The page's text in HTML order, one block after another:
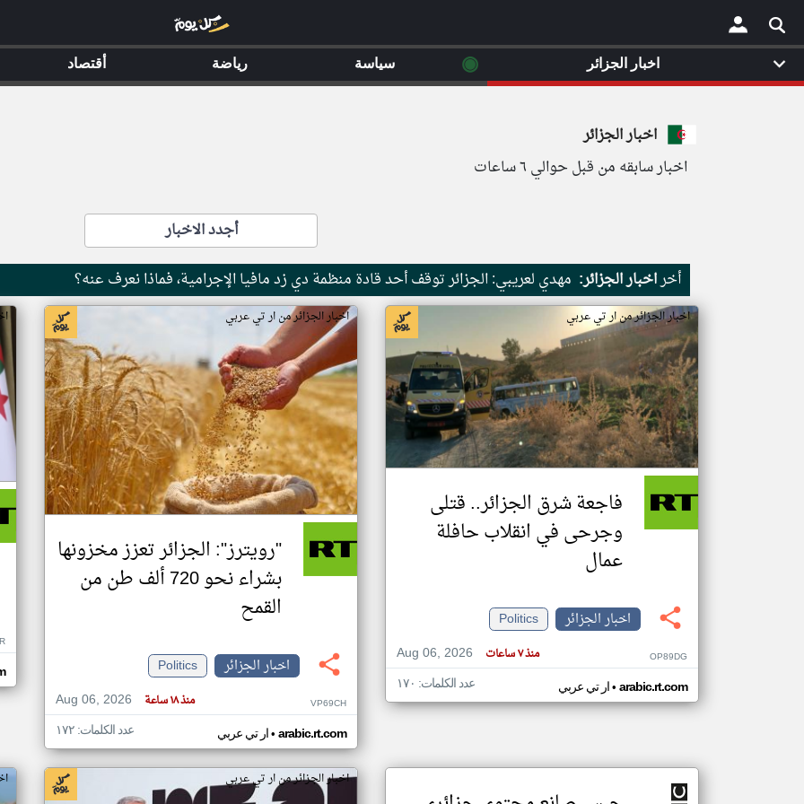
×
اخبار الجزائر
اخبار سابقه من قبل حوالي ٦ ساعات
أجدد الاخبار
أخراخبار الجزائر: مهدي لعريبي: الجزائر توقف أحد قادة منظمة دي زد مافيا الإجرامية، فماذا نعرف عنه؟
اخبار الجزائر من ار تي عربي
فاجعة شرق الجزائر.. قتلى
وجرحى في انقلاب حافلة
عمال
اخبار الجزائر
Politics
Aug 06, 2026
منذ ٧ ساعات OP89DG
ار تي عربي• arabic.rt.com عدد الكلمات: ١٧٠
اخبار الجزائر من ار تي عربي
"رويترز": الجزائر تعزز مخزونها
بشراء نحو 720 ألف طن من
القمح
اخبار الجزائر
Politics
Aug 06, 2026
منذ ١٨ ساعة VP69CH
ار تي عربي• arabic.rt.com عدد الكلمات: ١٧٢
اخبار الجزائر من ار تي عربي
اخبار الجزائر ◉ سياسة رياضة أقتصاد